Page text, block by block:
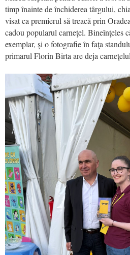
timp înainte de închiderea târgului,
visat ca premierul să treacă prin
cadou popularul carneţel. Bineînţeles
exemplar, şi o fotografie în faţa
primarul Florin Birta are deja carneţelul